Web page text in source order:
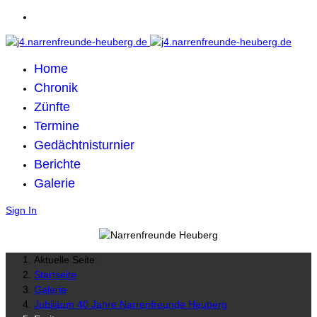
Home
Chronik
Zünfte
Termine
Gedächtnisturnier
Berichte
Galerie
Sign In
Aktuelle Seite:
Startseite
Galerie
Jubiläum 40 Jahre Narrenfreunde Heuberg